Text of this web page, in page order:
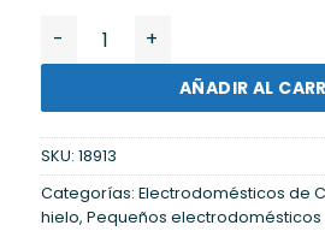
Fábrica De Hielo Philco
AÑADIR AL
SKU: 18913
Categorías: Electrodomésticos de
hielo, Pequeños electrodomésticos